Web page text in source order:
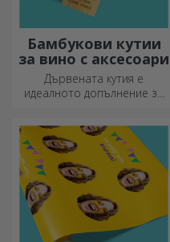
Бамбукови кутии
за вино с аксесоари
Дървената кутия е
идеалното допълнение за